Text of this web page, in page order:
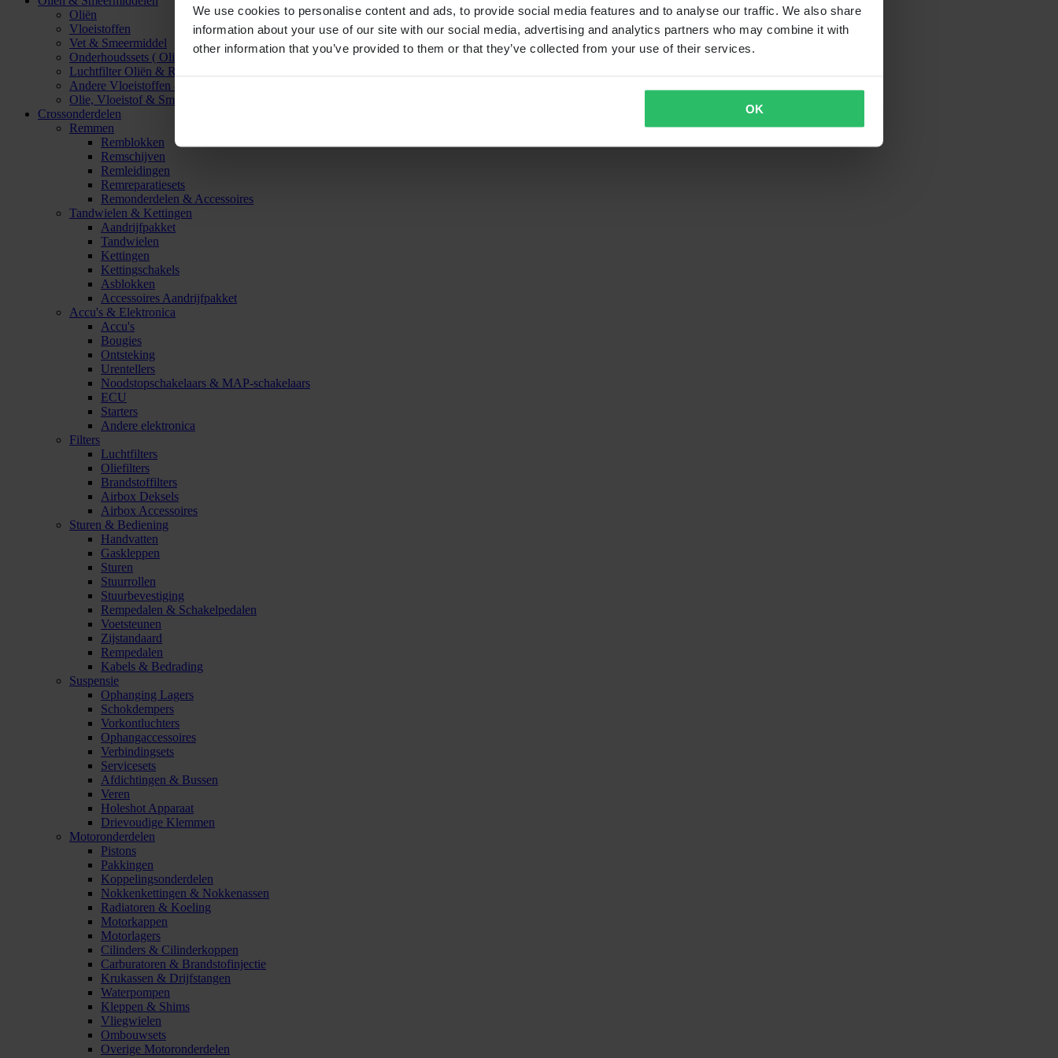
We use cookies to personalise content and ads, to provide social media features and to analyse our traffic. We also share
information about your use of our site with our social media, advertising and analytics partners who may combine it with
other information that you’ve provided to them or that they’ve collected from your use of their services.
OK
Oliën
Vloeistoffen
Vet & Smeermiddel
Onderhoudssets ( Olie & Filter)
Luchtfilter Oliën & Reinigers
Andere Vloeistoffen & Smeermiddelen
Olie, Vloeistof & Smeermiddel Accessoires
Crossonderdelen
Remmen
Remblokken
Remschijven
Remleidingen
Remreparatiesets
Remonderdelen & Accessoires
Tandwielen & Kettingen
Aandrijfpakket
Tandwielen
Kettingen
Kettingschakels
Asblokken
Accessoires Aandrijfpakket
Accu's & Elektronica
Accu's
Bougies
Ontsteking
Urentellers
Noodstopschakelaars & MAP-schakelaars
ECU
Starters
Andere elektronica
Filters
Luchtfilters
Oliefilters
Brandstoffilters
Airbox Deksels
Airbox Accessoires
Sturen & Bediening
Handvatten
Gaskleppen
Sturen
Stuurrollen
Stuurbevestiging
Rempedalen & Schakelpedalen
Voetsteunen
Zijstandaard
Rempedalen
Kabels & Bedrading
Suspensie
Ophanging Lagers
Schokdempers
Vorkontluchters
Ophangaccessoires
Verbindingsets
Servicesets
Afdichtingen & Bussen
Veren
Holeshot Apparaat
Drievoudige Klemmen
Motoronderdelen
Pistons
Pakkingen
Koppelingsonderdelen
Nokkenkettingen & Nokkenassen
Radiatoren & Koeling
Motorkappen
Motorlagers
Cilinders & Cilinderkoppen
Carburatoren & Brandstofinjectie
Krukassen & Drijfstangen
Waterpompen
Kleppen & Shims
Vliegwielen
Ombouwsets
Overige Motoronderdelen